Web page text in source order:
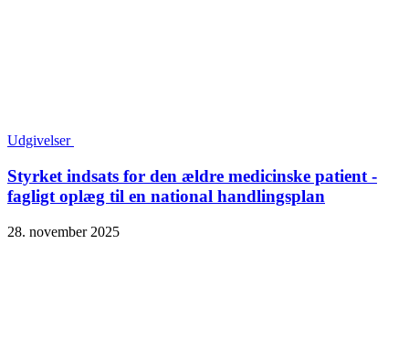
Udgivelser
Styrket indsats for den ældre medicinske patient -
fagligt oplæg til en national handlingsplan
28. november 2025